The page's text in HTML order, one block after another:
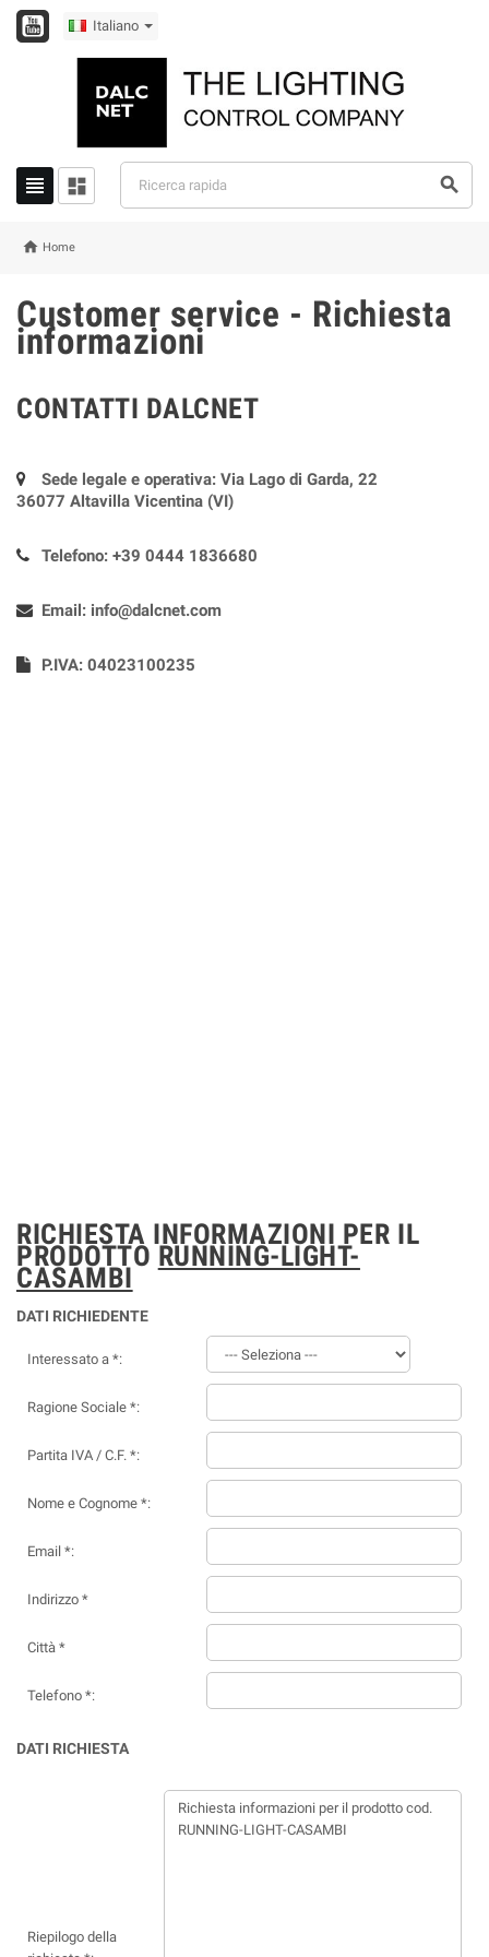
Italiano
  
 Home
Customer service - Richiesta
informazioni
CONTATTI DALCNET
Sede legale e operativa: Via Lago di Garda, 22
36077 Altavilla Vicentina (VI)
Telefono: +39 0444 1836680
Email: info@dalcnet.com
P.IVA: 04023100235
RICHIESTA INFORMAZIONI PER IL
PRODOTTO RUNNING-LIGHT-
CASAMBI
DATI RICHIEDENTE
Interessato a *:
Ragione Sociale *:
Partita IVA / C.F. *:
Nome e Cognome *:
Email *:
Indirizzo *
Città *
Telefono *:
DATI RICHIESTA
Riepilogo della